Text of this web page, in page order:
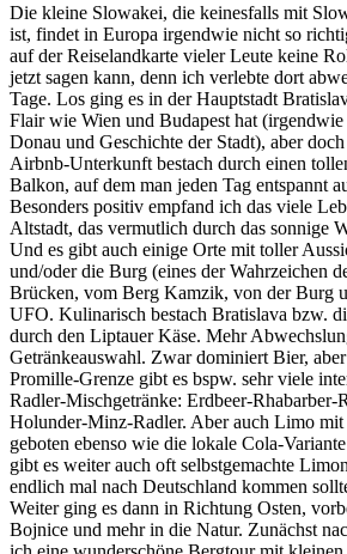
Die kleine Slowakei, die keinesfalls mit
ist, findet in Europa irgendwie nicht so
auf der Reiselandkarte vieler Leute keine
jetzt sagen kann, denn ich verlebte dort
Tage. Los ging es in der Hauptstadt
Flair wie Wien und Budapest hat
Donau und Geschichte der Stadt), aber
Airbnb-Unterkunft bestach durch einen
Balkon, auf dem man jeden Tag entspannt
Besonders positiv empfand ich das viele
Altstadt, das vermutlich durch das sonnige
Und es gibt auch einige Orte mit toller
und/oder die Burg (eines der Wahrzeichen
Brücken, vom Berg Kamzik, von der Burg
UFO. Kulinarisch bestach Bratislava bzw.
durch den Liptauer Käse. Mehr
Getränkeauswahl. Zwar dominiert Bier,
Promille-Grenze gibt es bspw. sehr viele
Radler-Mischgetränke: Erdbeer-Rhabarber-
Holunder-Minz-Radler. Aber auch Limo
geboten ebenso wie die lokale Cola-
gibt es weiter auch oft selbstgemachte
endlich mal nach Deutschland kommen
Weiter ging es dann in Richtung Osten,
Bojnice und mehr in die Natur. Zunächst